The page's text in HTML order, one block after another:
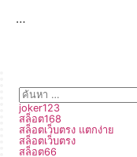
…
joker123
สล็อต168
สล็อตเว็บตรง แตกง่าย
สล็อตเว็บตรง
สล็อต66